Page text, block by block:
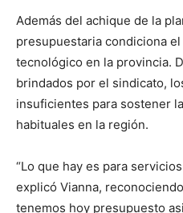
Además del achique de la
presupuestaria condiciona
tecnológico en la provincia.
brindados por el sindicato,
insuficientes para sostener
habituales en la región.
“Lo que hay es para
explicó Vianna,
tenemos hoy presupuesto